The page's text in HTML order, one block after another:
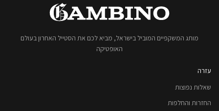
מותג המשקפיים המוביל בישראל, מביא לכם את הסטייל האחרון בעולם
האופטיקה
עזרה
שאלות נפוצות
החזרות והחלפות